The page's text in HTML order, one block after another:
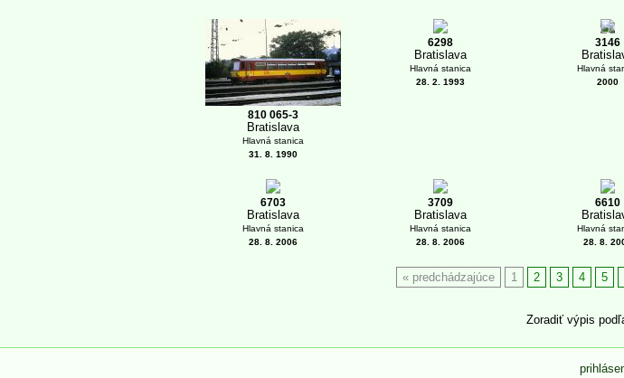
810 065-3
Bratislava
Hlavná stanica
31. 8. 1990
6298
Bratislava
Hlavná stanica
28. 2. 1993
6
3146
Hlavná
2000
6703
Bratislava
Hlavná stanica
28. 8. 2006
3709
Bratislava
Hlavná stanica
28. 8. 2006
6610
Hlavná
28. 8.
predchádzajúce 1 2 3 4 5
Zoradiť výpis